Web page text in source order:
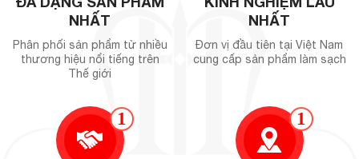
NHẤT
Phân phối sản phẩm từ nhiều
thương hiệu nổi tiếng trên
Thế giới
NHẤT
Đơn vị đầu tiên tại Việt Nam
cung cấp sản phẩm làm sạch
1 1